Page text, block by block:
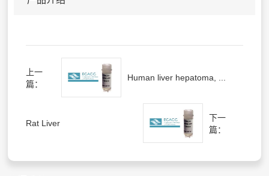
上一
篇：
Human liver hepatoma, ...
Rat Liver
下一
篇：